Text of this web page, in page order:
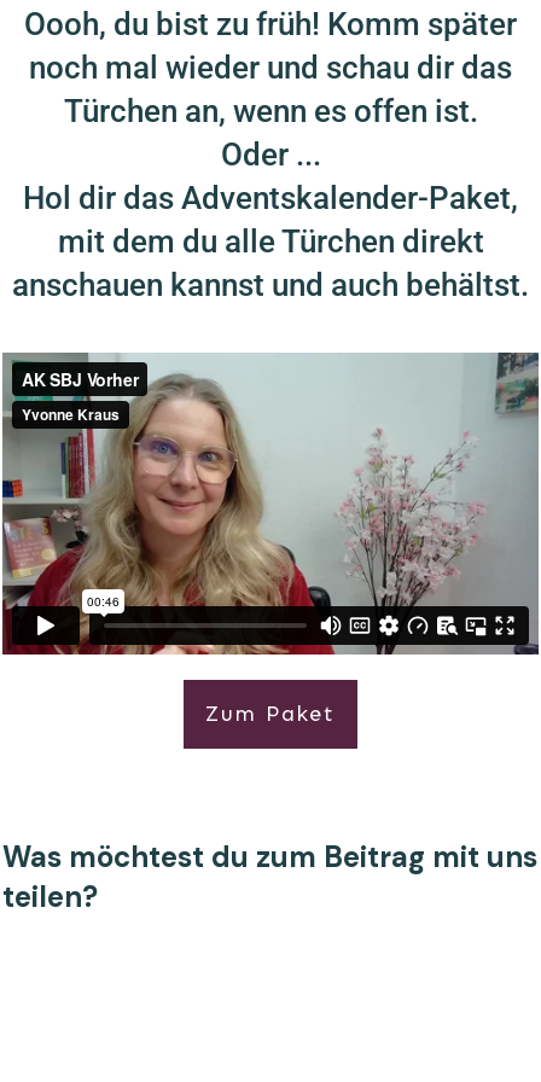
Oooh, du bist zu früh! Komm später
noch mal wieder und schau dir das
Türchen an, wenn es offen ist.
Oder ...
Hol dir das Adventskalender-Paket,
mit dem du alle Türchen direkt
anschauen kannst und auch behältst.
Zum Paket
Was möchtest du zum Beitrag mit uns
teilen?